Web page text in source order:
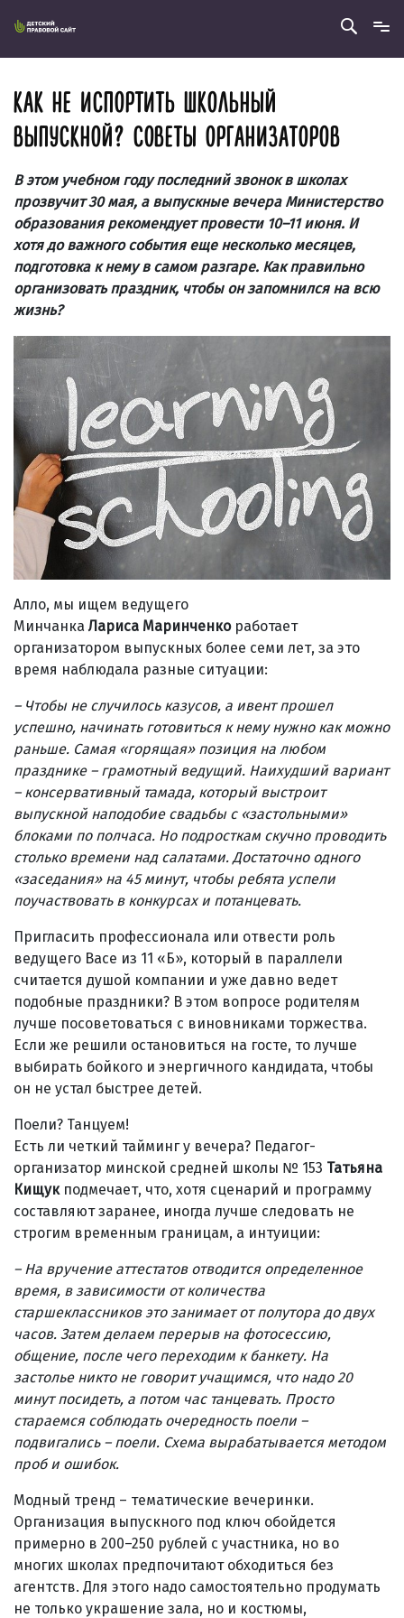
КАК НЕ ИСПОРТИТЬ ШКОЛЬНЫЙ
ВЫПУСКНОЙ? СОВЕТЫ ОРГАНИЗАТОРОВ
В этом учебном году последний звонок в школах
прозвучит 30 мая, а выпускные вечера Министерство
образования рекомендует провести 10–11 июня. И
хотя до важного события еще несколько месяцев,
подготовка к нему в самом разгаре. Как правильно
организовать праздник, чтобы он запомнился на всю
жизнь?
Алло, мы ищем ведущего
МинчанкаЛариса Маринченко работает
организатором выпускных более семи лет, за это
время наблюдала разные ситуации:
– Чтобы не случилось казусов, а ивент прошел
успешно, начинать готовиться к нему нужно как можно
раньше. Самая «горящая» позиция на любом
празднике – грамотный ведущий. Наихудший вариант
– консервативный тамада, который выстроит
выпускной наподобие свадьбы с «застольными»
блоками по полчаса. Но подросткам скучно проводить
столько времени над салатами. Достаточно одного
«заседания» на 45 минут, чтобы ребята успели
поучаствовать в конкурсах и потанцевать.
Пригласить профессионала или отвести роль
ведущего Васе из 11 «Б», который в параллели
считается душой компании и уже давно ведет
подобные праздники? В этом вопросе родителям
лучше посоветоваться с виновниками торжества.
Если же решили остановиться на госте, то лучше
выбирать бойкого и энергичного кандидата, чтобы
он не устал быстрее детей.
Поели? Танцуем!
Есть ли четкий тайминг у вече­ра? Педагог-
организатор минской средней школы № 153 Татьяна
Кищук подмечает, что, хотя сценарий и программу
составляют заранее, иногда лучше следовать не
строгим временным границам, а интуиции:
– На вручение аттестатов отводится определенное
время, в зависимости от количества
старшеклассников это занимает от полутора до двух
часов. Затем делаем перерыв на фотосессию,
общение, после чего переходим к банкету. На
застолье никто не говорит учащимся, что надо 20
минут посидеть, а потом час танцевать. Просто
стараемся соблюдать очередность поели –
подвигались – поели. Схема вырабатывается методом
проб и ошибок.
Модный тренд – тематические вечеринки.
Организация выпускного под ключ обойдется
примерно в 200–250 рублей с участника, но во
многих школах предпочитают обходиться без
агентств. Для этого надо са­мостоятельно продумать
не только украшение зала, но и костюмы,